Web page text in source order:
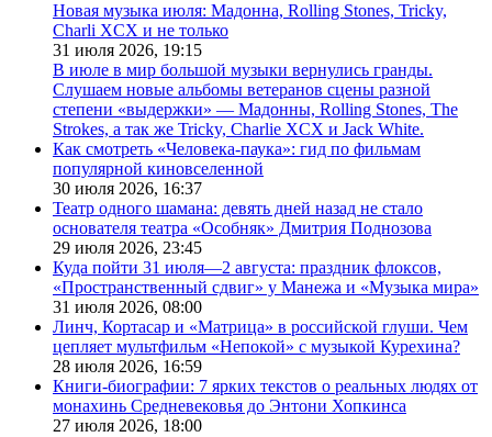
Новая музыка июля: Мадонна, Rolling Stones, Tricky,
Charli XCX и не только
31 июля 2026, 19:15
В июле в мир большой музыки вернулись гранды.
Слушаем новые альбомы ветеранов сцены разной
степени «выдержки» — Мадонны, Rolling Stones, The
Strokes, а так же Tricky, Charlie XCX и Jack White.
Как смотреть «Человека-паука»: гид по фильмам
популярной киновселенной
30 июля 2026, 16:37
Театр одного шамана: девять дней назад не стало
основателя театра «Особняк» Дмитрия Поднозова
29 июля 2026, 23:45
Куда пойти 31 июля—2 августа: праздник флоксов,
«Пространственный сдвиг» у Манежа и «Музыка мира»
31 июля 2026, 08:00
Линч, Кортасар и «Матрица» в российской глуши. Чем
цепляет мультфильм «Непокой» с музыкой Курехина?
28 июля 2026, 16:59
Книги-биографии: 7 ярких текстов о реальных людях от
монахинь Средневековья до Энтони Хопкинса
27 июля 2026, 18:00